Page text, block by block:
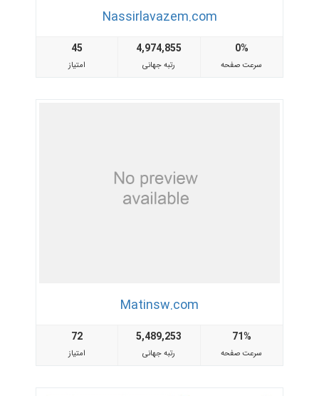
Nassirlavazem.com
45
امتیاز
4,974,855
رتبه جهانی
0%
سرعت صفحه
Matinsw.com
72
امتیاز
5,489,253
رتبه جهانی
71%
سرعت صفحه